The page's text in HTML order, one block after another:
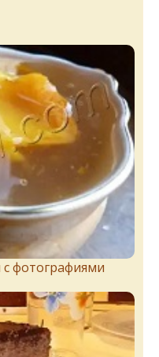
фотографиями